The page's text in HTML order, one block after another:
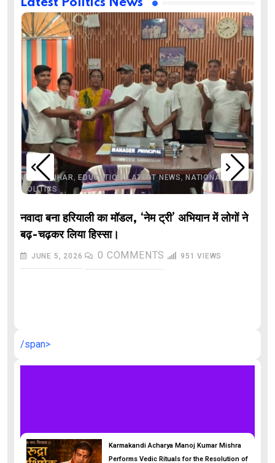
Latest Politics News
BIHAR,BIHAR, EDUCATION,LATEST NEWS,NATIONAL
POLITICS
नवादा बना हरियाली का मॉडल, ‘नेम ट्री’ अभियान में लोगों ने
बढ़-चढ़कर लिया हिस्सा।
JUNE 5, 2026 0 COMMENTS 951 VIEWS
/span>
Karmakandi Acharya Manoj Kumar Mishra
Performs Vedic Rituals for the Resolution of